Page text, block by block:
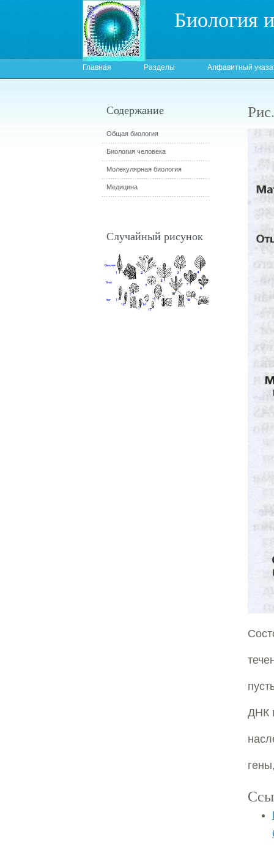
Биология
Главная Разделы Алфавитный
ДНК
Содержание
Общая биология
Биология человека
Молекулярная биология
Медицина
Случайный рисунок